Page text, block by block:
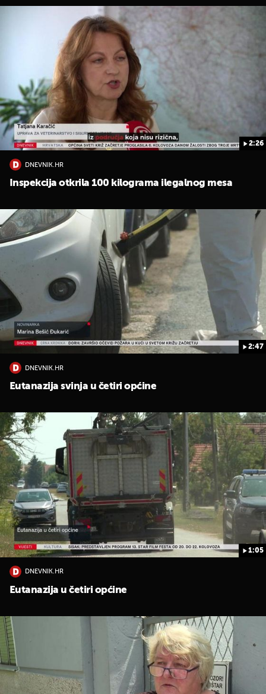
2:26
DNEVNIK.HR
Inspekcija otkrila 100 kilograma ilegalnog mesa
2:47
DNEVNIK.HR
Eutanazija svinja u četiri općine
1:05
DNEVNIK.HR
Eutanazija u četiri općine